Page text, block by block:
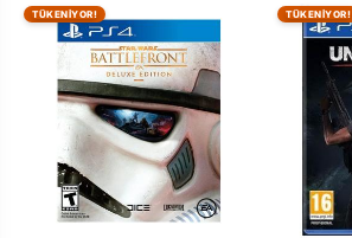
TÜKENİYOR! TÜKENİYOR!